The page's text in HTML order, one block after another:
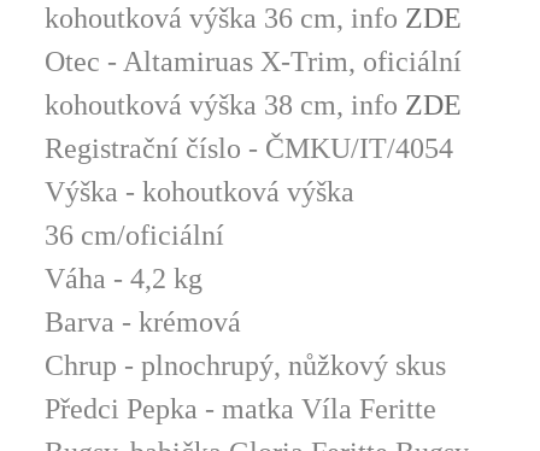
kohoutková výška 36 cm, info ZDE
Otec - Altamiruas X-Trim, oficiální
kohoutková výška 38 cm, info ZDE
Registrační číslo - ČMKU/IT/4054
Výška - kohoutková výška
36 cm/oficiální
Váha - 4,2 kg
Barva - krémová
Chrup - plnochrupý, nůžkový skus
Předci Pepka - matka Víla Feritte